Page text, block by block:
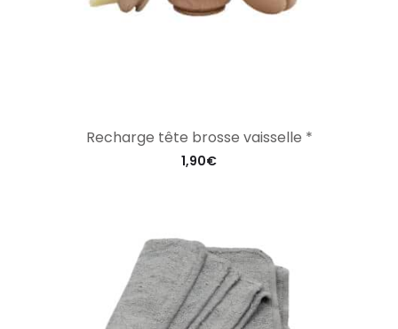
Recharge tête brosse vaisselle *
1,90€